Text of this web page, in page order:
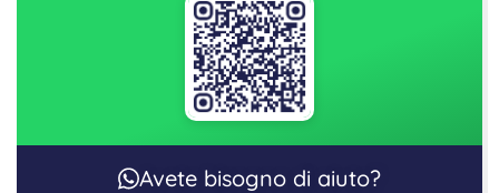
Avete bisogno di aiuto?